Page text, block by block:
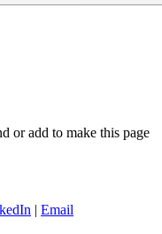
or add to make this page
| Email